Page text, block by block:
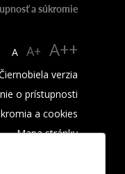
a súkromie
A A+ A++
verzia
o prístupnosti
a cookies
Mapa stránky